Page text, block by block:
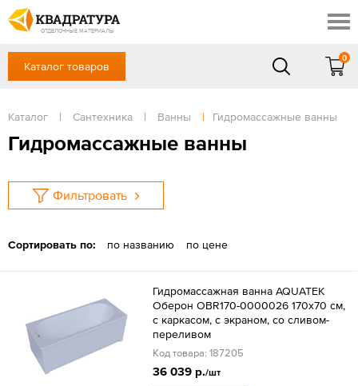
ОТДЕЛОЧНЫЕ МАТЕРИАЛЫ
Профи
Доставка и оплата
Готовые решения
Акции
Отзывы
+7 (3822) 48-94-10
Сб, Вс — выходной
ЗАКАЗАТЬ ЗВОНОК
Каталог товаров
0
Каталог | Сантехника | Ванны | Гидромассажные ванны
Гидромассажные ванны
Фильтровать
Сортировать по: по названию по цене
Гидромассажная ванна AQUATEK
Оберон OBR170-0000026 170x70 см,
с каркасом, с экраном, со сливом-
переливом
Код товара: 187205
36 039 р./шт